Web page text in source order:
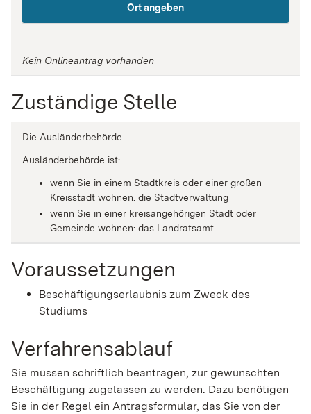
Ort angeben
Kein Onlineantrag vorhanden
Zuständige Stelle
Die Ausländerbehörde
Ausländerbehörde ist:
wenn Sie in einem Stadtkreis oder einer großen
Kreisstadt wohnen: die Stadtverwaltung
wenn Sie in einer kreisangehörigen Stadt oder
Gemeinde wohnen: das Landratsamt
Voraussetzungen
Beschäftigungserlaubnis zum Zweck des
Studiums
Verfahrensablauf
Sie müssen schriftlich beantragen, zur gewünschten
Beschäftigung zugelassen zu werden. Dazu benötigen
Sie in der Regel ein Antragsformular, das Sie von der